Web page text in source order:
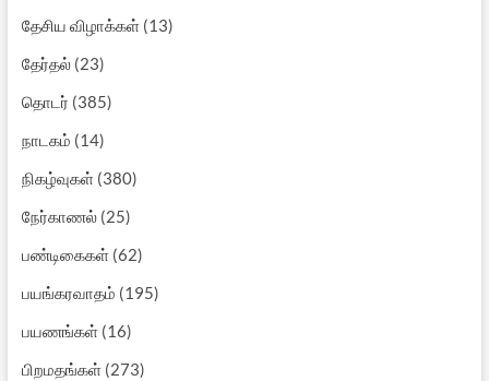
தேசிய விழாக்கள்(13)
தேர்தல்(23)
தொடர் (385)
நாடகம் (14)
நிகழ்வுகள்(380)
நேர்காணல்(25)
பண்டிகைகள்(62)
பயங்கரவாதம் (195)
பயணங்கள்(16)
பிறமதங்கள்(273)